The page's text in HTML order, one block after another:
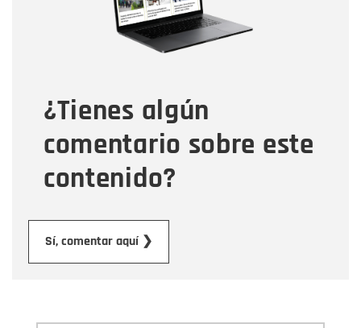
¿Tienes algún
comentario sobre este
contenido?
Sí, comentar aquí ❯
Tipo de comentario
Mensaje